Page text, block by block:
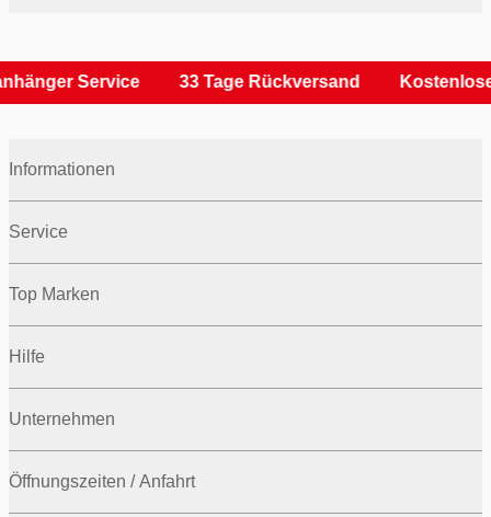
Service 33 Tage Rückversand
Informationen
Service
Top Marken
Hilfe
Unternehmen
Öffnungszeiten / Anfahrt